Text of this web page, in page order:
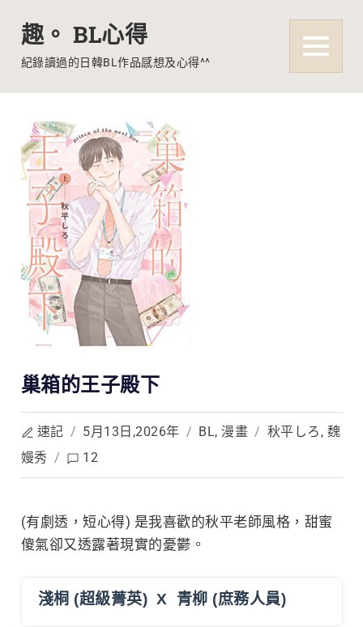
content
趣。 BL心得
紀錄讀過的日韓BL作品感想及心得^^ MENU
巢箱的王子殿下
速記 / 5月13日,2026年 / BL, 漫畫 / 秋平しろ , 魏
嫚秀 / 12
(有劇透，短心得) 是我喜歡的秋平老師風格，甜蜜
傻氣卻又透露著現實的憂鬱。
淺桐 (超級菁英) X 青柳 (庶務人員)